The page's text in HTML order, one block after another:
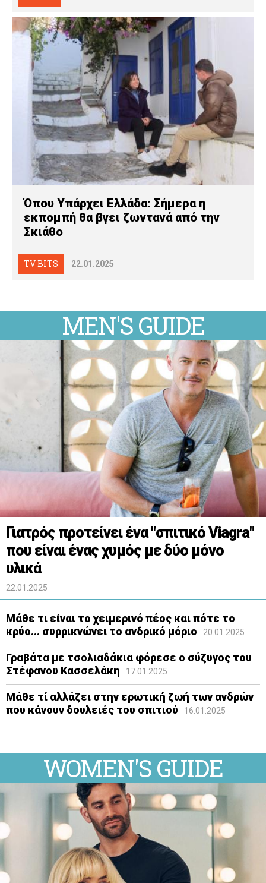
Όπου Υπάρχει Ελλάδα: Σήμερα η
εκπομπή θα βγει ζωντανά από την
Σκιάθο
TV BITS 22.01.2025
MEN'S GUIDE
Γιατρός προτείνει ένα "σπιτικό Viagra"
που είναι ένας χυμός με δύο μόνο
υλικά
22.01.2025
Μάθε τι είναι το χειμερινό πέος και πότε το
κρύο... συρρικνώνει το ανδρικό μόριο
20.01.2025
Γραβάτα με τσολιαδάκια φόρεσε ο σύζυγος του
Στέφανου Κασσελάκη
17.01.2025
Μάθε τί αλλάζει στην ερωτική ζωή των ανδρών
που κάνουν δουλειές του σπιτιού
16.01.2025
WOMEN'S GUIDE